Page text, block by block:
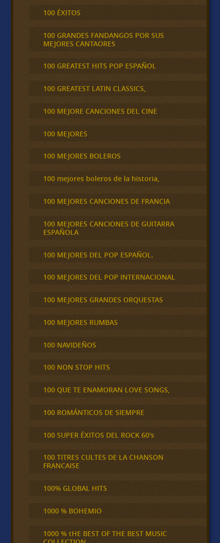
100 ÉXITOS
100 GRANDES FANDANGOS POR SUS
MEJORES CANTAORES
100 GREATEST HITS POP ESPAÑOL
100 GREATEST LATIN CLASSICS,
100 MEJORE CANCIONES DEL CINE
100 MEJORES
100 MEJORES BOLEROS
100 mejores boleros de la historia,
100 MEJORES CANCIONES DE FRANCIA
100 MEJORES CANCIONES DE GUITARRA
ESPAÑOLA
100 MEJORES DEL POP ESPAÑOL.
100 MEJORES DEL POP INTERNACIONAL
100 MEJORES GRANDES ORQUESTAS
100 MEJORES RUMBAS
100 NAVIDEÑOS
100 NON STOP HITS
100 QUE TE ENAMORAN LOVE SONGS,
100 ROMÁNTICOS DE SIEMPRE
100 SUPER ÉXITOS DEL ROCK 60's
100 TITRES CULTES DE LA CHANSON
FRANCAISE
100% GLOBAL HITS
1000 % BOHEMIO
1000 % tHE BEST OF THE BEST MUSIC